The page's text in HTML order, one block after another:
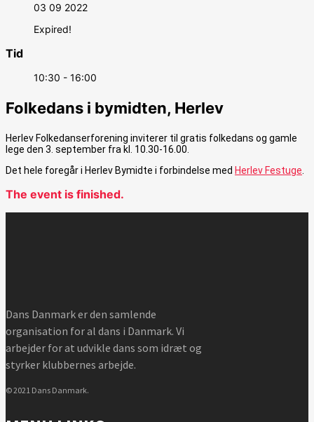
03 09 2022
Expired!
Tid
10:30 - 16:00
Folkedans i bymidten, Herlev
Herlev Folkedanserforening inviterer til gratis folkedans og gamle
lege den 3. september fra kl. 10.30-16.00.
Det hele foregår i Herlev Bymidte i forbindelse med Herlev Festuge
The event is finished.
Dans Danmark er den samlende
organisation for al dans i Danmark. Vi
arbejder for at udvikle dans som idræt og
styrker klubbernes arbejde.
© 2021 Dans Danmark.